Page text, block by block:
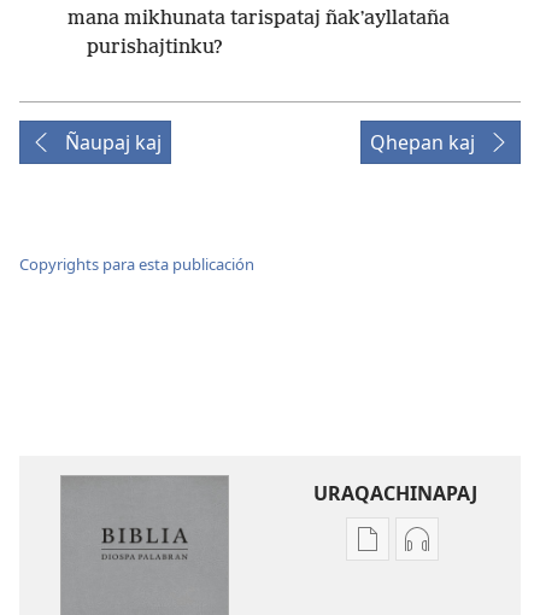
mana mikhunata tarispataj ñakʼayllataña
purishajtinku?
Ñaupaj kaj Qhepan kaj
Copyrights para esta publicación
URAQACHINAPAJ
Publicacionta
Grabasqata